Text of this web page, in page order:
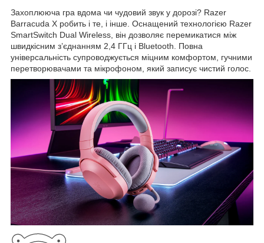
Захоплююча гра вдома чи чудовий звук у дорозі? Razer
Barracuda X робить і те, і інше. Оснащений технологією Razer
SmartSwitch Dual Wireless, він дозволяє перемикатися між
швидкісним з’єднанням 2,4 ГГц і Bluetooth. Повна
універсальність супроводжується міцним комфортом, гучними
перетворювачами та мікрофоном, який записує чистий голос.